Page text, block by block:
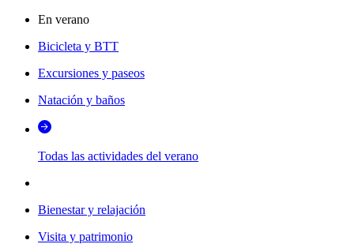
En verano
Bicicleta y BTT
Excursiones y paseos
Natación y baños
Todas las actividades del verano
Bienestar y relajación
Visita y patrimonio